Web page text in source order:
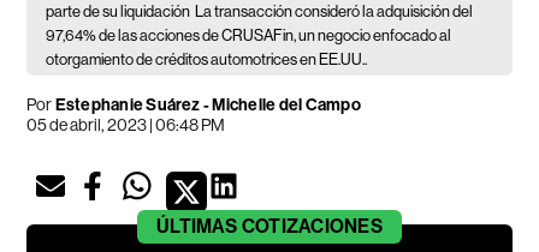
parte de su liquidación La transacción consideró la adquisición del
97,64% de las acciones de CRUSAFin, un negocio enfocado al
otorgamiento de créditos automotrices en EE.UU..
PorEstephanie Suárez-Michelle del Campo
05 de abril, 2023 | 06:48 PM
ÚLTIMAS COTIZACIONES